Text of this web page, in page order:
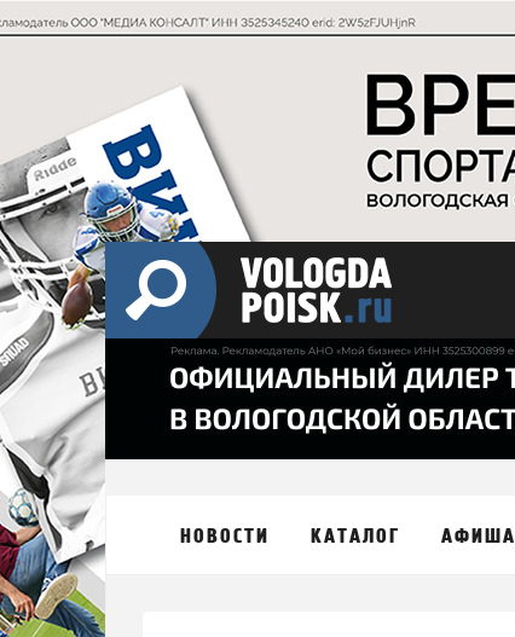
НОВОСТИ КАТАЛОГ АФИША